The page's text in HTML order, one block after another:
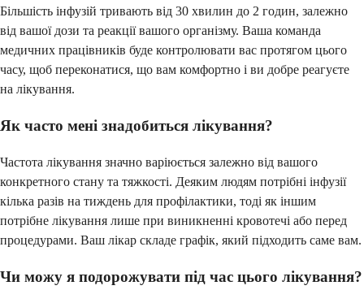
Більшість інфузій тривають від 30 хвилин до 2 годин, залежно
від вашої дози та реакції вашого організму. Ваша команда
медичних працівників буде контролювати вас протягом цього
часу, щоб переконатися, що вам комфортно і ви добре реагуєте
на лікування.
Як часто мені знадобиться лікування?
Частота лікування значно варіюється залежно від вашого
конкретного стану та тяжкості. Деяким людям потрібні інфузії
кілька разів на тиждень для профілактики, тоді як іншим
потрібне лікування лише при виникненні кровотечі або перед
процедурами. Ваш лікар складе графік, який підходить саме вам.
Чи можу я подорожувати під час цього лікування?